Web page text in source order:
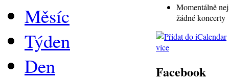
Měsíc
Týden
Den
Momentálně
žádné koncerty
více
Facebook